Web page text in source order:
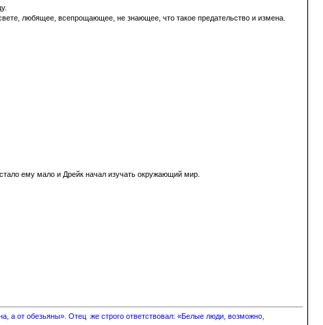
любящее, всепрощающее, не знающее, что такое предательство и измена.
ему мало и Дрейк начал изучать окружающий мир.
а от обезьяны». Отец же строго ответствовал: «Белые люди, возможно,